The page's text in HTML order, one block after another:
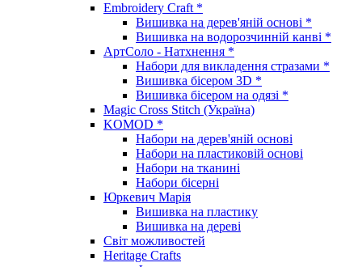
Embroidery Craft *
Вишивка на дерев'яній основі *
Вишивка на водорозчинній канві *
АртСоло - Натхнення *
Набори для викладення стразами *
Вишивка бісером 3D *
Вишивка бісером на одязі *
Magic Cross Stitch (Україна)
KOMOD *
Набори на дерев'яній основі
Набори на пластиковій основі
Набори на тканині
Набори бісерні
Юркевич Марія
Вишивка на пластику
Вишивка на дереві
Світ можливостей
Heritage Crafts